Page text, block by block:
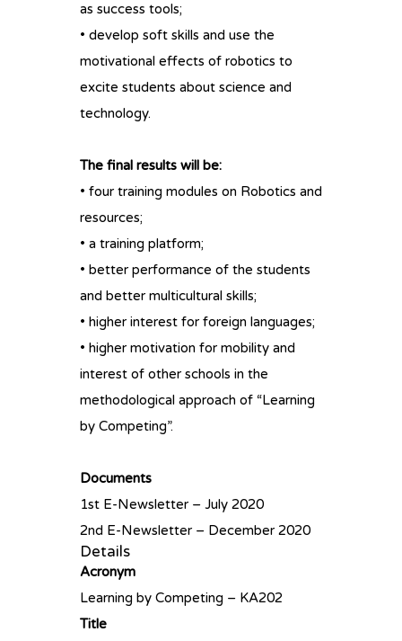
as success tools;
• develop soft skills and use the
motivational effects of robotics to
excite students about science and
technology.
The final results will be:
• four training modules on Robotics and
resources;
• a training platform;
• better performance of the students
and better multicultural skills;
• higher interest for foreign languages;
• higher motivation for mobility and
interest of other schools in the
methodological approach of “Learning
by Competing”.
Documents
1st E-Newsletter – July 2020
2nd E-Newsletter – December 2020
Details
Acronym
Learning by Competing – KA202
Title